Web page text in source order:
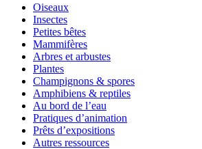
Oiseaux
Insectes
Petites bêtes
Mammifères
Arbres et arbustes
Plantes
Champignons & spores
Amphibiens & reptiles
Au bord de l’eau
Pratiques d’animation
Prêts d’expositions
Autres ressources